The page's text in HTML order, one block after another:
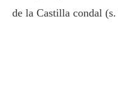
de la Castilla condal